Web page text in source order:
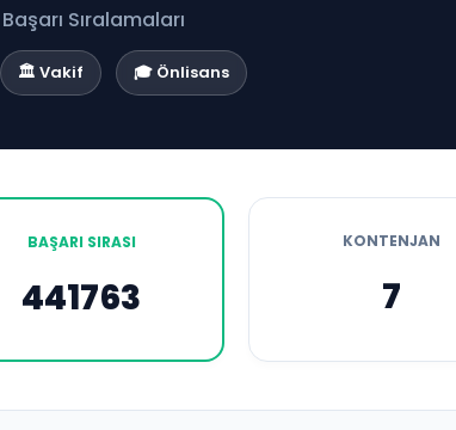
Sıralamaları
🏛️ Vakif 🎓 Önlisans
BAŞARI SIRASI
441763
KONTENJAN
7